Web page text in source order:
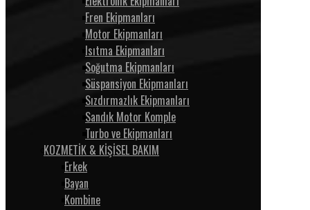
Fren Ekipmanları
Motor Ekipmanları
Isıtma Ekipmanları
Soğutma Ekipmanları
Süspansiyon Ekipmanları
Sızdırmazlık Ekipmanları
Sandık Motor Komple
Turbo ve Ekipmanları
KOZMETİK & KİŞİSEL BAKIM
Erkek
Bayan
Kombine